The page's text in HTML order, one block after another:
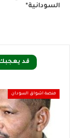
السودانية*
قد
منصة اشواق السودان